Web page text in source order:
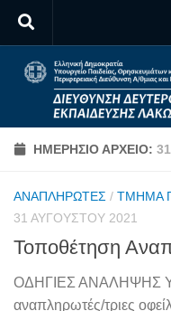
Skip to content
ΗΜΕΡΉΣΙΟ ΑΡΧΕΊΟ:
ΑΝΑΠΛΗΡΩΤΈΣ / ΤΜΉΜΑ
31 ΑΥΓΟΎΣΤΟΥ 2021
Τοποθέτηση
ΟΔΗΓΙΕΣ ΑΝΑΛΗΨΗΣ
αναπληρωτές/τριες